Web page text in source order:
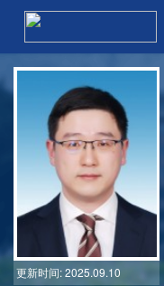
更新时间: 2025.09.10